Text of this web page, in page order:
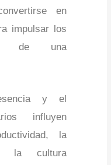
en
impulsar los
de una
y el
influyen
la
la cultura